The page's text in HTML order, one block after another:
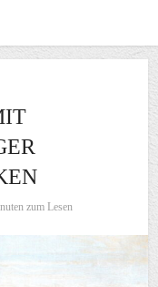
zum Lesen